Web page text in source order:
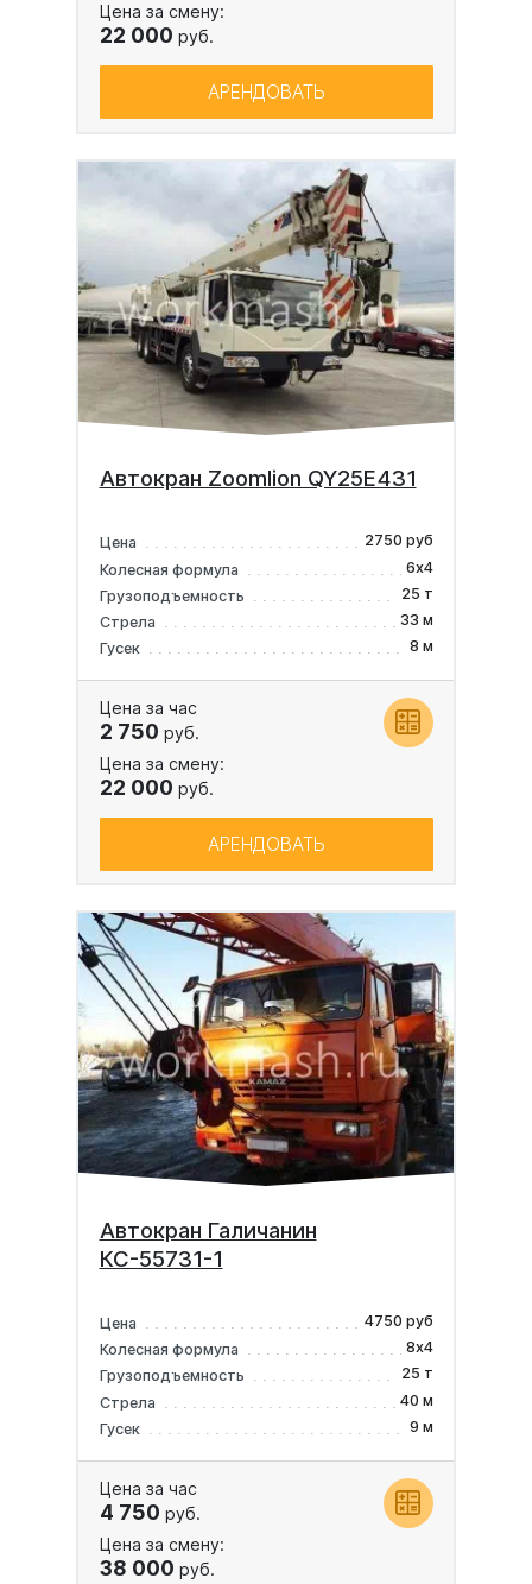
Цена за смену:
22 000 руб.
АРЕНДОВАТЬ
Автокран Zoomlion QY25E431
Цена
2750 руб
Колесная формула
6х4
Грузоподъемность
25 т
Стрела
33 м
Гусек
8 м
Цена за час
2 750 руб.
Цена за смену:
22 000 руб.
АРЕНДОВАТЬ
Автокран Галичанин
КС-55731-1
Цена
4750 руб
Колесная формула
8х4
Грузоподъемность
25 т
Стрела
40 м
Гусек
9 м
Цена за час
4 750 руб.
Цена за смену:
38 000 руб.